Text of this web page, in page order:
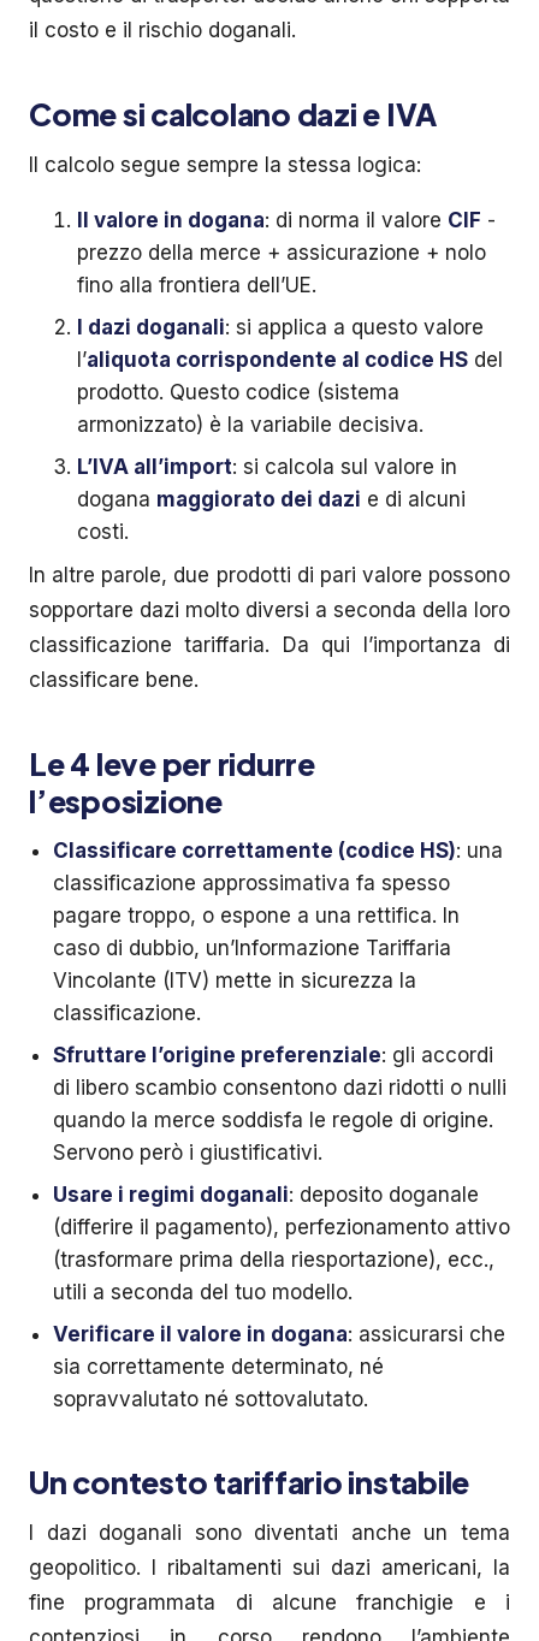
il costo e il rischio doganali.
Come si calcolano dazi e IVA
Il calcolo segue sempre la stessa logica:
Il valore in dogana: di norma il valore CIF -
prezzo della merce + assicurazione + nolo
fino alla frontiera dell’UE.
I dazi doganali: si applica a questo valore
l’aliquota corrispondente al codice HS del
prodotto. Questo codice (sistema
armonizzato) è la variabile decisiva.
L’IVA all’import: si calcola sul valore in
dogana maggiorato dei dazi e di alcuni
costi.
In altre parole, due prodotti di pari valore possono
sopportare dazi molto diversi a seconda della loro
classificazione tariffaria. Da qui l’importanza di
classificare bene.
Le 4 leve per ridurre
l’esposizione
Classificare correttamente (codice HS): una
classificazione approssimativa fa spesso
pagare troppo, o espone a una rettifica. In
caso di dubbio, un’Informazione Tariffaria
Vincolante (ITV) mette in sicurezza la
classificazione.
Sfruttare l’origine preferenziale: gli accordi
di libero scambio consentono dazi ridotti o nulli
quando la merce soddisfa le regole di origine.
Servono però i giustificativi.
Usare i regimi doganali: deposito doganale
(differire il pagamento), perfezionamento attivo
(trasformare prima della riesportazione), ecc.,
utili a seconda del tuo modello.
Verificare il valore in dogana: assicurarsi che
sia correttamente determinato, né
sopravvalutato né sottovalutato.
Un contesto tariffario instabile
I dazi doganali sono diventati anche un tema
geopolitico. I ribaltamenti sui dazi americani, la
fine programmata di alcune franchigie e i